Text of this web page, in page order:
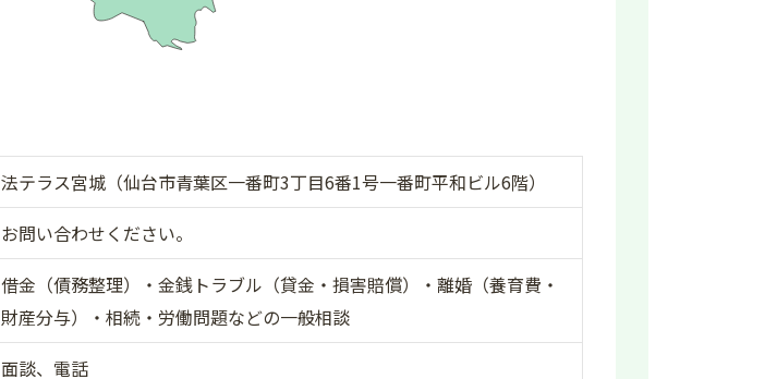
法テラス宮城（仙台市青葉区一番町3丁目6番1号一番町平和ビル6階）
お問い合わせください。
借金（債務整理）・金銭トラブル（貸金・損害賠償）・離婚（養育費・
財産分与）・相続・労働問題などの一般相談
面談、電話